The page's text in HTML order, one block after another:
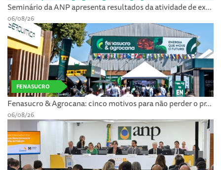
Seminário da ANP apresenta resultados da atividade de ex...
06/08/26
FENASUCRO
Fenasucro & Agrocana: cinco motivos para não perder o pr...
06/08/26